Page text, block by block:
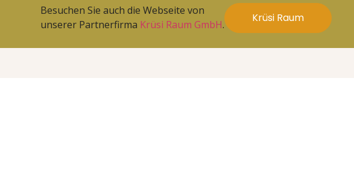
Besuchen Sie auch die Webseite von
unserer Partnerfirma Krüsi Raum GmbH. Krüsi Raum